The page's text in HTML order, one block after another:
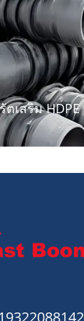
ตเสริม HDPE